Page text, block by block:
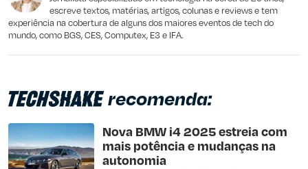
escreve textos, matérias, artigos, colunas e reviews e tem
experiência na cobertura de alguns dos maiores eventos de tech do
mundo, como BGS, CES, Computex, E3 e IFA.
recomenda:
Nova BMW i4 2025 estreia com
mais potência e mudanças na
autonomia